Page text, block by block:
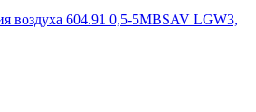
воздуха 604.91 0,5-5MBSAV LGW3,